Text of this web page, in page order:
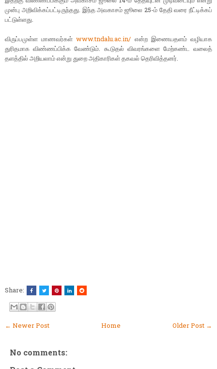
முன்பு அறிவிக்​கப்​பட்​டிருந்​தது. இந்த அவகாசம் ஜூலை 25-ம் தேதி வரை நீட்​டிக்​கப்​
பட்​டுள்​ளது.
விருப்​ப​முள்ள மாணவர்​கள்www.tndalu.ac.in/ என்ற இணை​யதளம் வழி​யாக
துரித​மாக விண்​ணப்​பிக்க வேண்​டும். கூடு​தல் விவரங்களை மேற்​கண்​ட வலைத்​
தளத்​தில்​ அறிய​லாம்​ என்​று துறை அதி​காரி​கள்​ தகவல்​ தெரிவித்​தனர்​.
Share:
← Newer Post Older Post →
Home
No comments: